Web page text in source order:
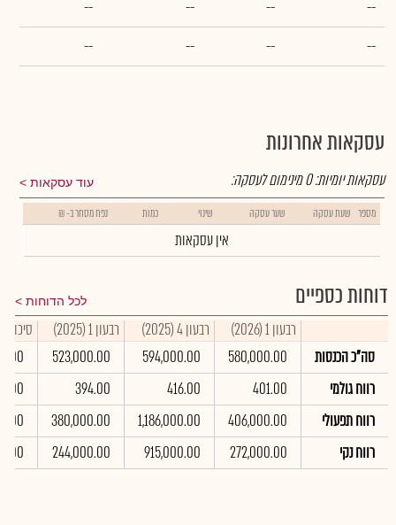
--
--
--
--
--
--
--
--
עסקאות אחרונות
עוד עסקאות עסקאות יומיות:0מינימום לעסקה:
מספר שעת עסקה שער עסקה שינוי כמות נפח מסחר ב- ₪
אין עסקאות
דוחות כספיים לכל הדוחות
רבעון 1 (2026) רבעון 4 (2025) רבעון 1 (2025)
סיכום
סה"כ הכנסות
580,000.00
594,000.00
523,000.00
רווח גולמי
401.00
416.00
394.00
רווח תפעולי
406,000.00
1,186,000.00
380,000.00
רווח נקי
272,000.00
915,000.00
244,000.00